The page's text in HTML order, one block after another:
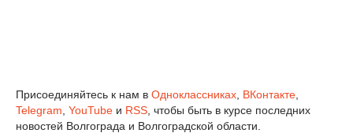
Присоединяйтесь к нам в Одноклассниках ВКонтакте
Telegram YouTube и RSS , чтобы быть в курсе последних
новостей Волгограда и Волгоградской области.